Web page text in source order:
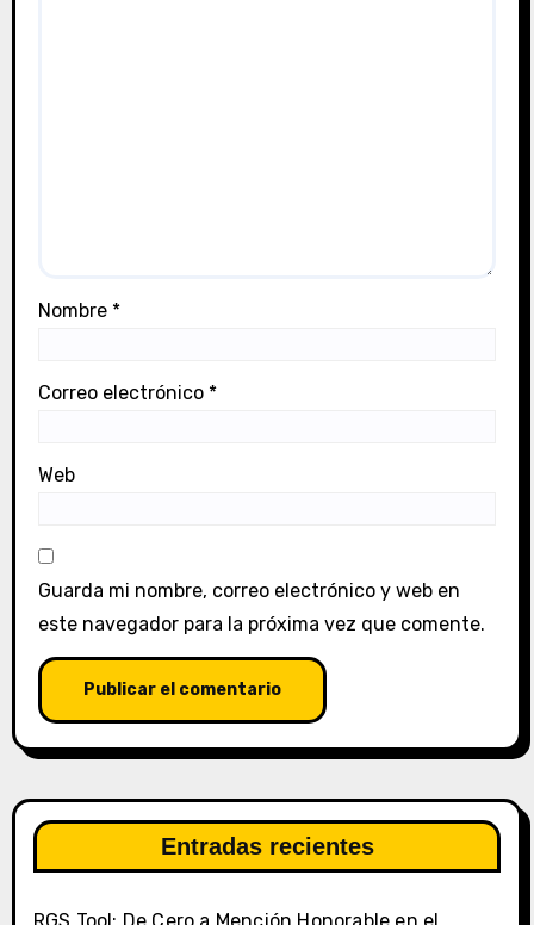
Nombre *
Correo electrónico *
Web
Guarda mi nombre, correo electrónico y web en
este navegador para la próxima vez que comente.
Entradas recientes
RGS Tool: De Cero a Mención Honorable en el